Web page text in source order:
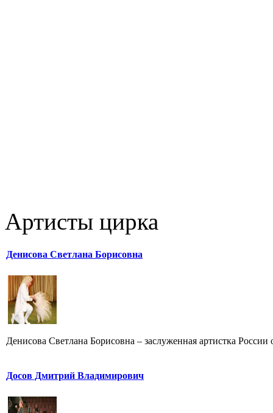
Артисты цирка
Денисова Светлана Борисовна
Денисова Светлана Борисовна – заслуженная артистка России
Досов Дмитрий Владимирович